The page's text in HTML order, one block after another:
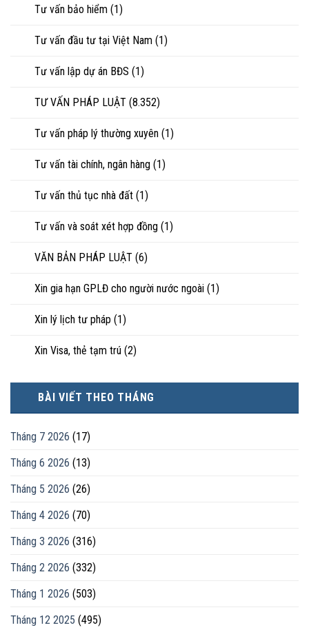
Tư vấn bảo hiểm (1)
Tư vấn đầu tư tại Việt Nam (1)
Tư vấn lập dự án BĐS (1)
TƯ VẤN PHÁP LUẬT (8.352)
Tư vấn pháp lý thường xuyên (1)
Tư vấn tài chính, ngân hàng (1)
Tư vấn thủ tục nhà đất (1)
Tư vấn và soát xét hợp đồng (1)
VĂN BẢN PHÁP LUẬT (6)
Xin gia hạn GPLĐ cho người nước ngoài (1)
Xin lý lịch tư pháp (1)
Xin Visa, thẻ tạm trú (2)
BÀI VIẾT THEO THÁNG
Tháng 7 2026 (17)
Tháng 6 2026 (13)
Tháng 5 2026 (26)
Tháng 4 2026 (70)
Tháng 3 2026 (316)
Tháng 2 2026 (332)
Tháng 1 2026 (503)
Tháng 12 2025 (495)